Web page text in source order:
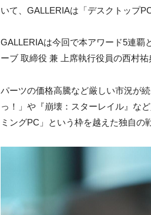
いて、GALLERIAは「デスクトップ
GALLERIAは今回で本アワード5連覇
ーブ 取締役 兼 上席執行役員の西村
パーツの価格高騰など厳しい市況が
っ！」や『崩壊：スターレイル』な
ミングPC」という枠を越えた独自の